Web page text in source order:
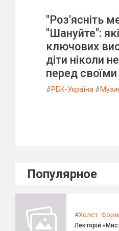
"Роз'ясніть
"Шануйте":
ключових
діти ніколи
перед
#РБК-Україна #
Популярное
#Холст.
Лекторій